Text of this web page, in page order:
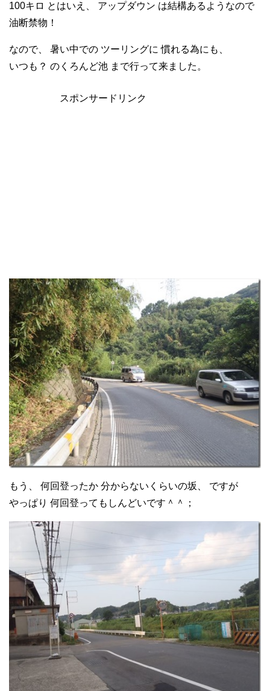
100キロ とはいえ、 アップダウン は結構あるようなので
油断禁物！
なので、 暑い中での ツーリングに 慣れる為にも、
いつも？ のくろんど池 まで行って来ました。
スポンサードリンク
もう、 何回登ったか 分からないくらいの坂、 ですが
やっぱり 何回登ってもしんどいです＾＾；